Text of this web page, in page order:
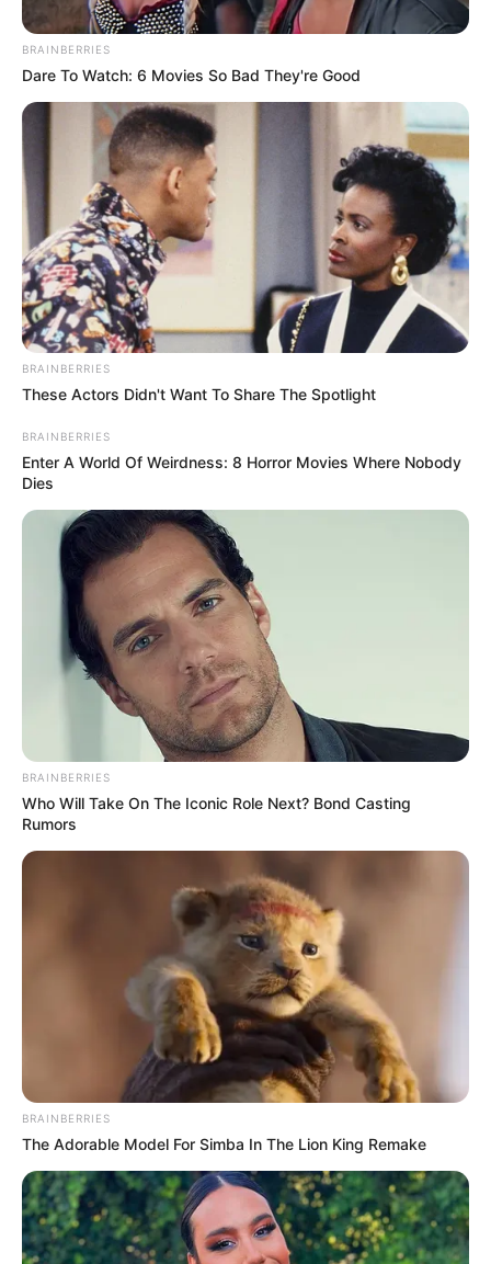
CUNDINAMARCA
Salvavidas para el campo en
Cundinamarca: así blindarán las
cosechas de sequías
CUNDINAMARCA
Obras en el Guavio,
Rey anunció intervención
en 256 km de vías
de Cundinamarca
LOTERÍA DE CUNDINAMARCA
Números ganadores de la
Lotería de Cundinamarca
este lunes; revise si
fortuna
SOACHA
Atención Soacha y Sibaté:
voraz incendio en El
Charquito consumió cuatro
empresas
FENÓMENO DEL NIÑO
Cundinamarca pide ayuda
en 10 municipios del
departamento
REGIOTRAM DE OCCIDENTE
BRAINBERRIES
Dare To Watch: 6 Movies So Bad They're Good
BRAINBERRIES
These Actors Didn't Want To Share The Spotlight
BRAINBERRIES
Enter A World Of Weirdness: 8 Horror Movies Where Nobody
Dies
BRAINBERRIES
Who Will Take On The Iconic Role Next? Bond Casting
Rumors
BRAINBERRIES
The Adorable Model For Simba In The Lion King Remake